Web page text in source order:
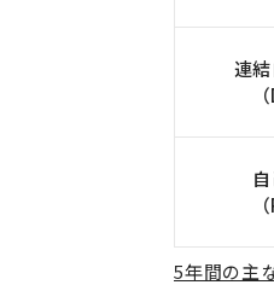
連
5年間の主